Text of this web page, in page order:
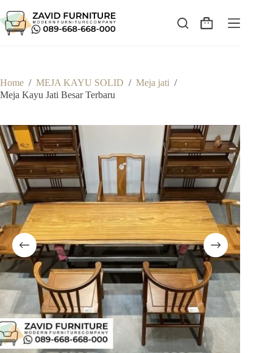
to
content
Shopping
Home / MEJA KAYU SOLID / Meja jati /
Meja Kayu Jati Besar Terbaru